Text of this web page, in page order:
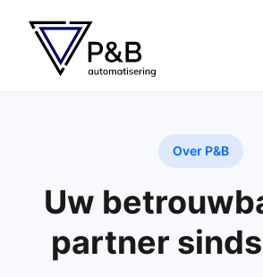
Over P&B
Uw
partner